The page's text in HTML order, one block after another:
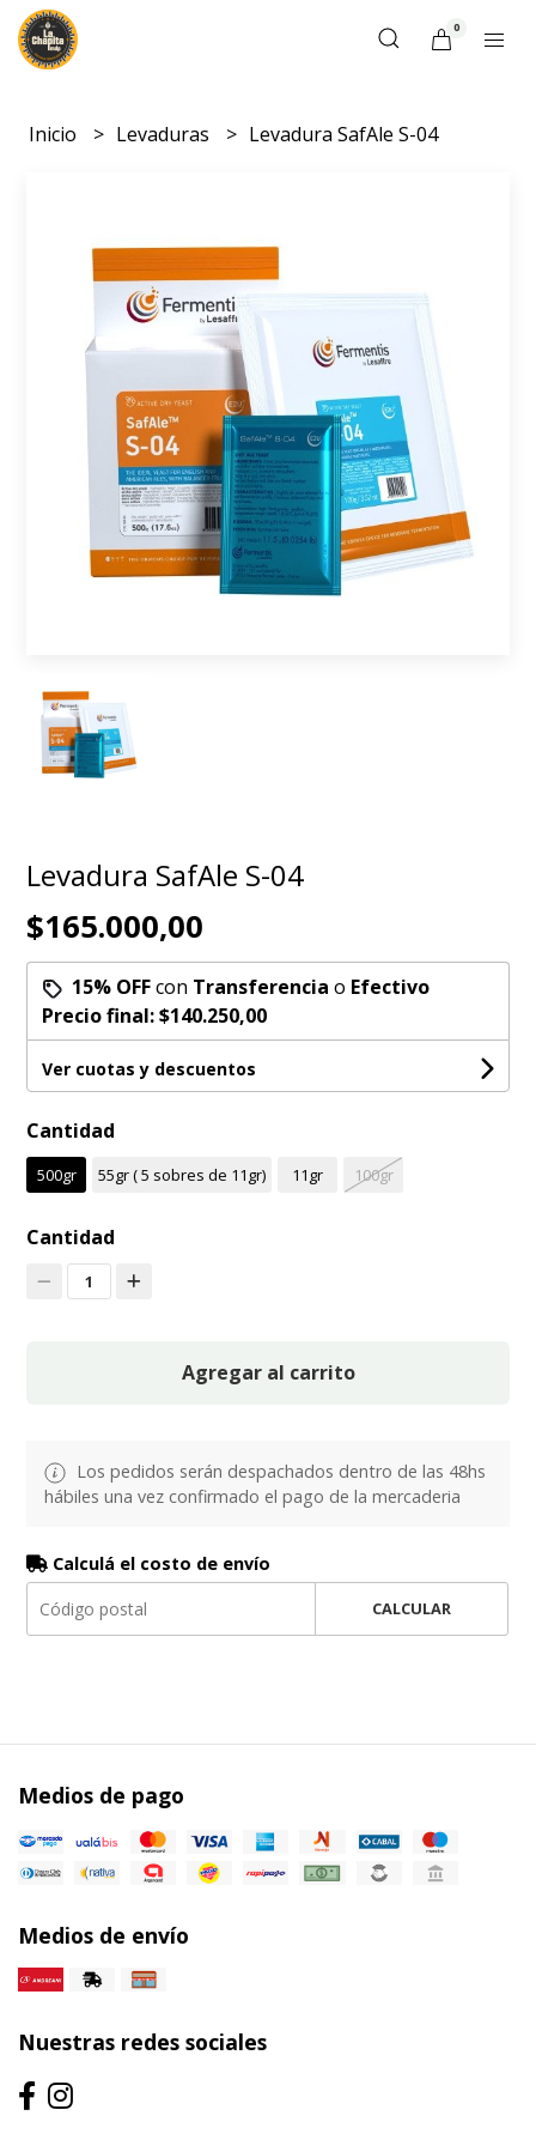
0
Inicio Levaduras Levadura SafAle S-04
Levadura SafAle S-04
$165.000,00
15% OFFcon Transferencia o Efectivo
Precio final:$140.250,00
Ver cuotas y descuentos
Cantidad
500gr 55gr ( 5 sobres de 11gr) 11gr 100gr
Cantidad
1
Agregar al carrito
Los pedidos serán despachados dentro de las 48hs
hábiles una vez confirmado el pago de la mercaderia
Calculá el costo de envío
CALCULAR
Medios de pago
Medios de envío
Nuestras redes sociales